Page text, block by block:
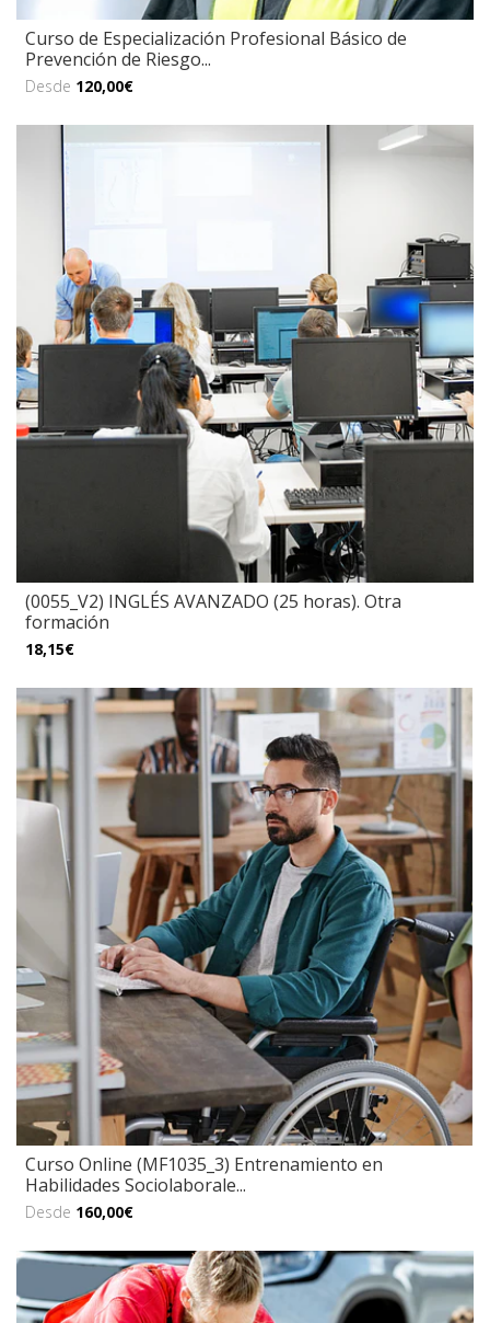
Curso de Especialización Profesional Básico de
Prevención de Riesgo...
Desde 120,00€
(0055_V2) INGLÉS AVANZADO (25 horas). Otra
formación
18,15€
Curso Online (MF1035_3) Entrenamiento en
Habilidades Sociolaborale...
Desde 160,00€